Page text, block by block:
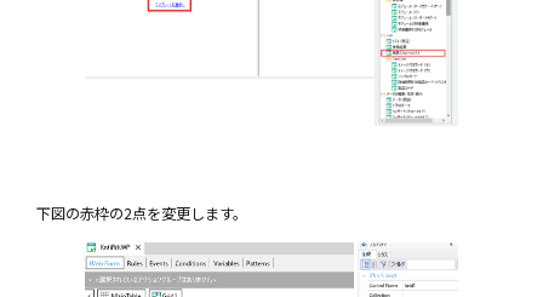
下図の赤枠の2点を変更します。